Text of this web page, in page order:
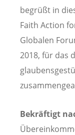
begrüßt in
Faith Action
Globalen
2018, für das
Bekräftigt